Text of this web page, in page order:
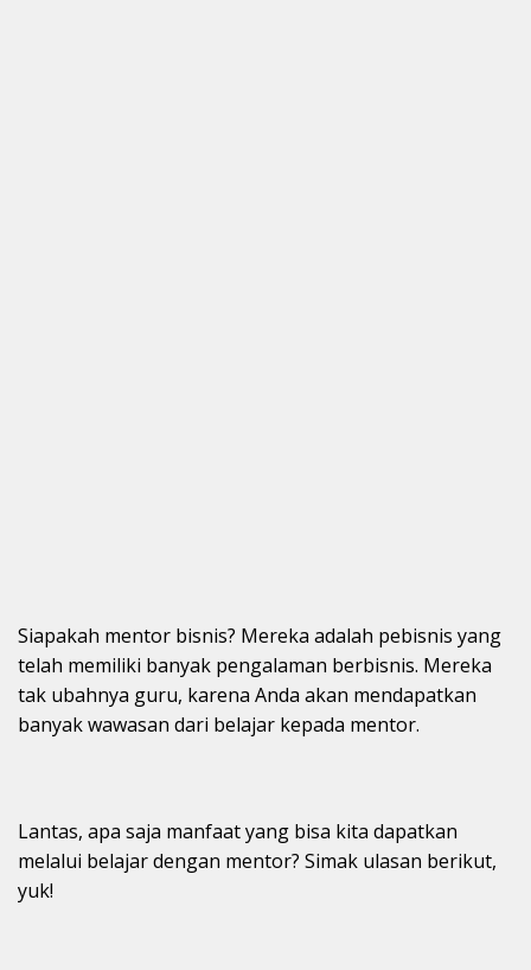
Siapakah mentor bisnis? Mereka adalah pebisnis yang
telah memiliki banyak pengalaman berbisnis. Mereka
tak ubahnya guru, karena Anda akan mendapatkan
banyak wawasan dari belajar kepada mentor.
Lantas, apa saja manfaat yang bisa kita dapatkan
melalui belajar dengan mentor? Simak ulasan berikut,
yuk!